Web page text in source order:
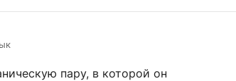
пару, в которой он